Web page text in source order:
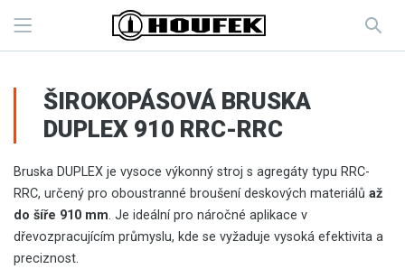
ŠIROKOPÁSOVÁ BRUSKA
DUPLEX 910 RRC-RRC
Bruska DUPLEX je vysoce výkonný stroj s agregáty typu RRC-
RRC, určený pro oboustranné broušení deskových materiálů až
do šíře 910 mm. Je ideální pro náročné aplikace v
dřevozpracujícím průmyslu, kde se vyžaduje vysoká efektivita a
preciznost.